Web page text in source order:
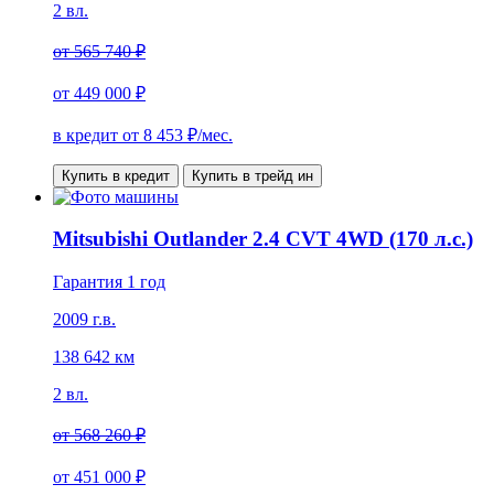
2 вл.
от565 740 ₽
от 449 000 ₽
в кредит от 8 453 ₽/мес.
Купить в кредит Купить в трейд ин
Mitsubishi Outlander 2.4 CVT 4WD (170 л.с.)
Гарантия 1 год
2009 г.в.
138 642 км
2 вл.
от568 260 ₽
от 451 000 ₽